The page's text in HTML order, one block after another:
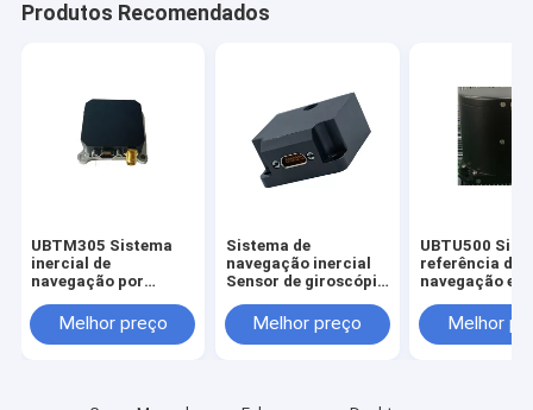
Produtos Recomendados
UBTM305 Sistema
inercial de
navegação por
giroscópio FOG e
sensores de fibra
Melhor preço
Sistema de
navegação inercial
Sensor de giroscópio
Atitude estável
Giroscópio FOG
Melhor preço
UBTU500
referência de
navegação e
giroscópio de
óptica
Melhor